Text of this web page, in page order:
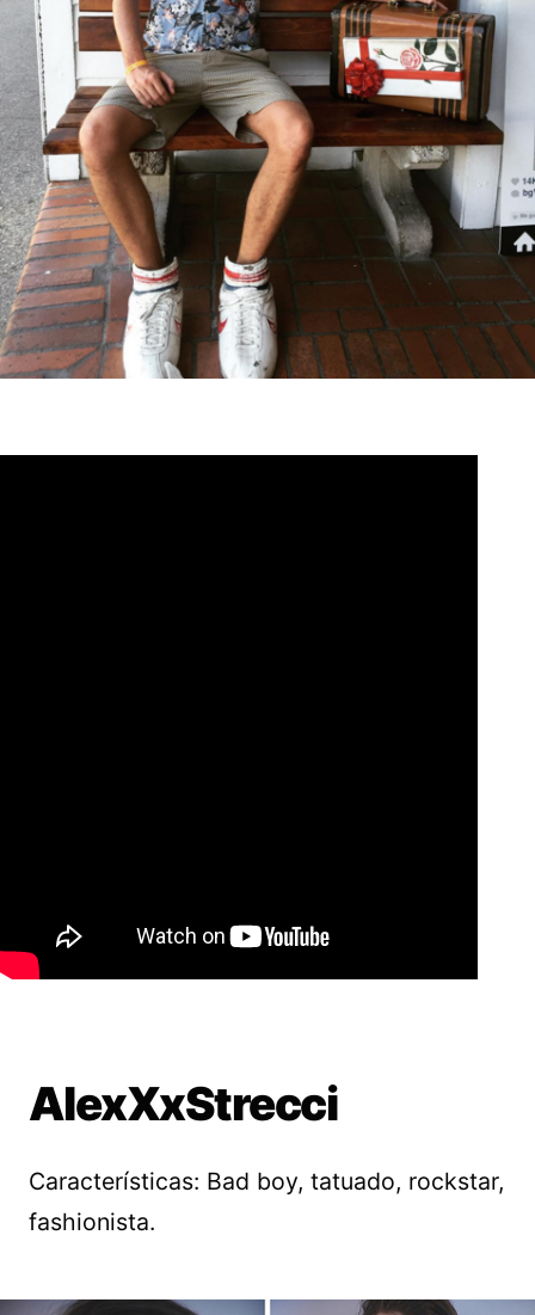
AlexXxStrecci
Características: Bad boy, tatuado, rockstar,
fashionista.